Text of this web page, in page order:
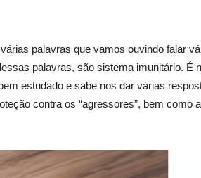
palavras que vamos ouvindo falar
palavras, são sistema imunitário. É
estudado e sabe nos dar várias
contra os “agressores”, bem como